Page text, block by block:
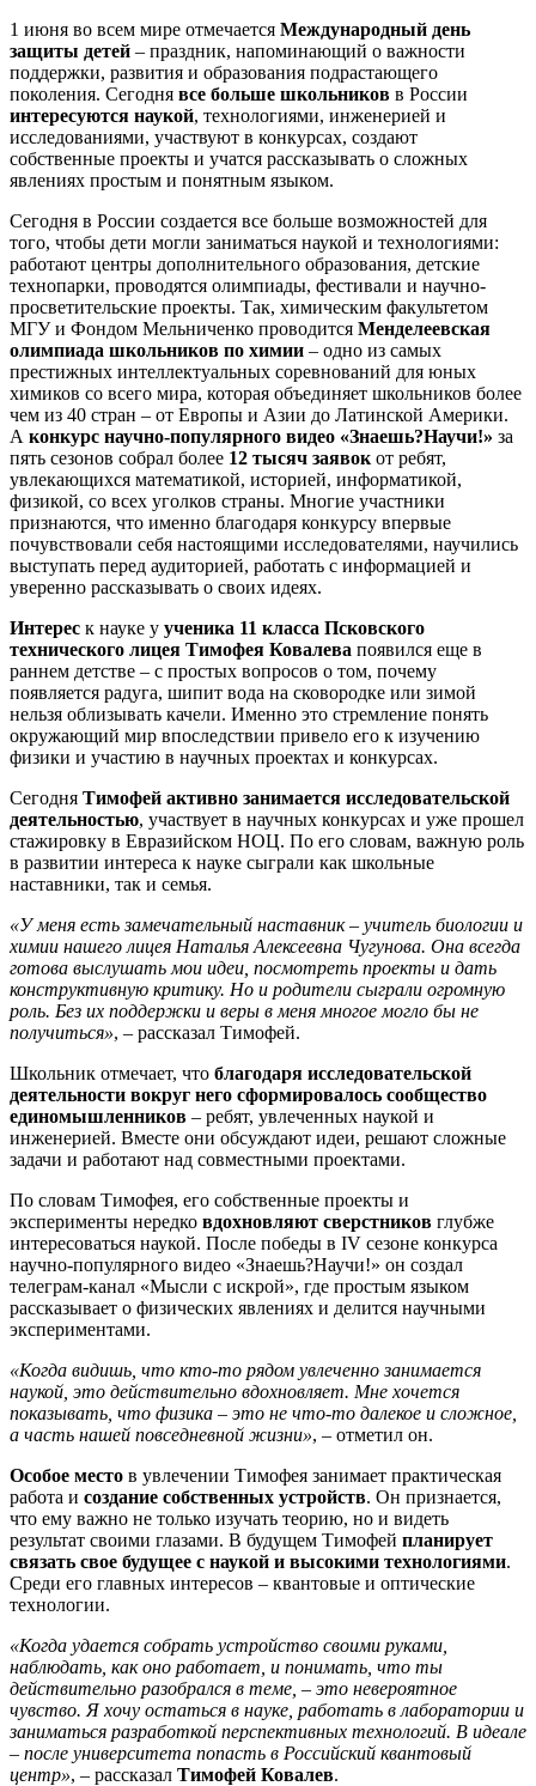
1 июня во всем мире отмечается Международный день
защиты детей – праздник, напоминающий о важности
поддержки, развития и образования подрастающего
поколения. Сегодня все больше школьников в России
интересуются наукой, технологиями, инженерией и
исследованиями, участвуют в конкурсах, создают
собственные проекты и учатся рассказывать о сложных
явлениях простым и понятным языком.
Сегодня в России создается все больше возможностей для
того, чтобы дети могли заниматься наукой и технологиями:
работают центры дополнительного образования, детские
технопарки, проводятся олимпиады, фестивали и научно-
просветительские проекты. Так, химическим факультетом
МГУ и Фондом Мельниченко проводится Менделеевская
олимпиада школьников по химии – одно из самых
престижных интеллектуальных соревнований для юных
химиков со всего мира, которая объединяет школьников более
чем из 40 стран – от Европы и Азии до Латинской Америки.
А конкурс научно-популярного видео «Знаешь?Научи!» за
пять сезонов собрал более 12 тысяч заявок от ребят,
увлекающихся математикой, историей, информатикой,
физикой, со всех уголков страны. Многие участники
признаются, что именно благодаря конкурсу впервые
почувствовали себя настоящими исследователями, научились
выступать перед аудиторией, работать с информацией и
уверенно рассказывать о своих идеях.
Интерес к науке у ученика 11 класса Псковского
технического лицея Тимофея Ковалева появился еще в
раннем детстве – с простых вопросов о том, почему
появляется радуга, шипит вода на сковородке или зимой
нельзя облизывать качели. Именно это стремление понять
окружающий мир впоследствии привело его к изучению
физики и участию в научных проектах и конкурсах.
Сегодня Тимофей активно занимается исследовательской
деятельностью, участвует в научных конкурсах и уже прошел
стажировку в Евразийском НОЦ. По его словам, важную роль
в развитии интереса к науке сыграли как школьные
наставники, так и семья.
«У меня есть замечательный наставник – учитель биологии и
химии нашего лицея Наталья Алексеевна Чугунова. Она всегда
готова выслушать мои идеи, посмотреть проекты и дать
конструктивную критику. Но и родители сыграли огромную
роль. Без их поддержки и веры в меня многое могло бы не
получиться», – рассказал Тимофей.
Школьник отмечает, что благодаря исследовательской
деятельности вокруг него сформировалось сообщество
единомышленников – ребят, увлеченных наукой и
инженерией. Вместе они обсуждают идеи, решают сложные
задачи и работают над совместными проектами.
По словам Тимофея, его собственные проекты и
эксперименты нередко вдохновляют сверстников глубже
интересоваться наукой. После победы в IV сезоне конкурса
научно-популярного видео «Знаешь?Научи!» он создал
телеграм-канал «Мысли с искрой», где простым языком
рассказывает о физических явлениях и делится научными
экспериментами.
«Когда видишь, что кто-то рядом увлеченно занимается
наукой, это действительно вдохновляет. Мне хочется
показывать, что физика – это не что-то далекое и сложное,
а часть нашей повседневной жизни», – отметил он.
Особое место в увлечении Тимофея занимает практическая
работа и создание собственных устройств. Он признается,
что ему важно не только изучать теорию, но и видеть
результат своими глазами. В будущем Тимофей планирует
связать свое будущее с наукой и высокими технологиями.
Среди его главных интересов – квантовые и оптические
технологии.
«Когда удается собрать устройство своими руками,
наблюдать, как оно работает, и понимать, что ты
действительно разобрался в теме, – это невероятное
чувство. Я хочу остаться в науке, работать в лаборатории и
заниматься разработкой перспективных технологий. В идеале
– после университета попасть в Российский квантовый
центр», – рассказал Тимофей Ковалев.